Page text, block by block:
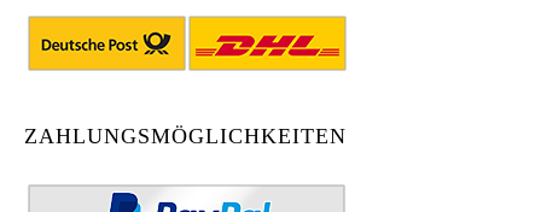
ZAHLUNGSMÖGLICHKEITEN